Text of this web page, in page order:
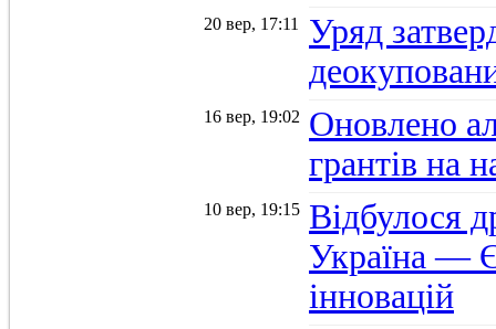
20 вер, 17:11
Уряд
16 вер, 19:02 Оновлено
грантів на
10 вер, 19:15 Відбулося
Україна —
інновацій